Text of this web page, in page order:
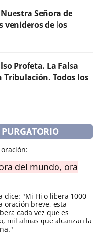
Señora de
venideros de los
Profeta. La Falsa
Tribulación. Todos los
del mundo, ora
dice: "Mi Hijo libera 1000
oración breve, esta
cada vez que es
mil almas que alcanzan la